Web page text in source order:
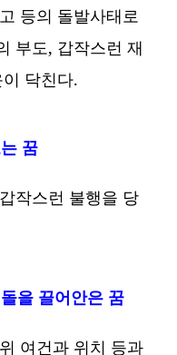
등의 돌발사태로
부도, 갑작스런 재
닥친다.
꿈
작스런 불행을 당
을 끌어안은 꿈
여건과 위치 등과